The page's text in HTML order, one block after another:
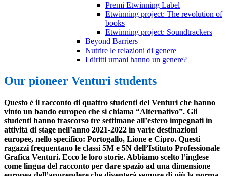
Premi Etwinning Label
Etwinning project: The revolution of
books
Etwinning project: Soundtrackers
Beyond Barriers
Nutrire le relazioni di genere
I diritti umani hanno un genere?
Our pioneer Venturi students
Questo è il racconto di quattro studenti del Venturi che hanno
vinto un bando europeo che si chiama “Alternativo”. Gli
studenti hanno trascorso tre settimane all’estero impegnati in
attività di stage nell’anno 2021-2022 in varie destinazioni
europee, nello specifico: Portogallo, Lione e Cipro. Questi
ragazzi frequentano le classi 5M e 5N dell’Istituto Professionale
Grafica Venturi. Ecco le loro storie. Abbiamo scelto l’inglese
come lingua del racconto per dare spazio ad una dimensione